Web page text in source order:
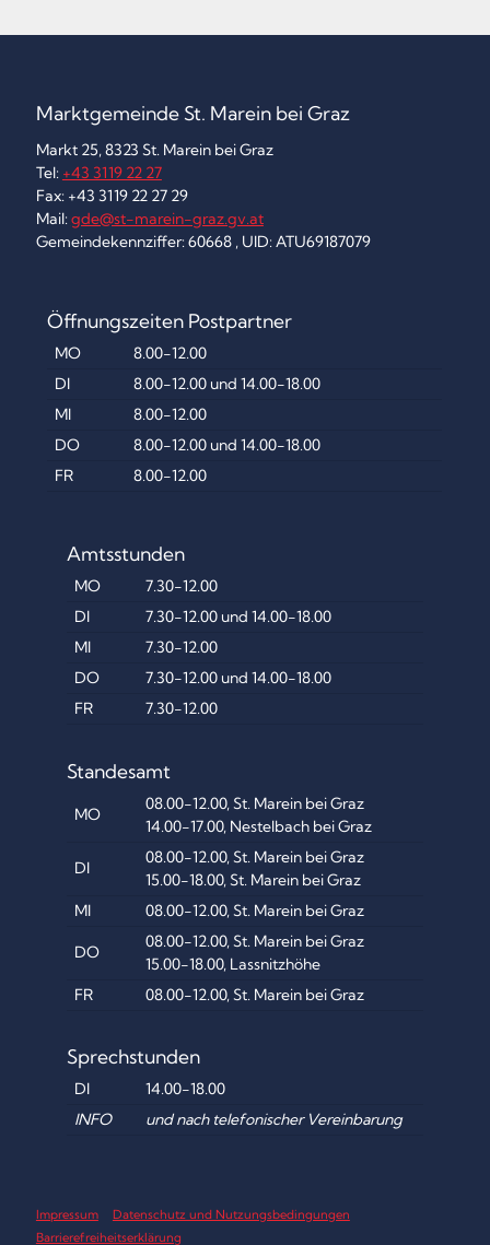
Marktgemeinde St. Marein bei Graz
Markt 25, 8323 St. Marein bei Graz
Tel: +43 3119 22 27
Fax: +43 3119 22 27 29
Mail:gde@st-marein-graz.gv.at
Gemeindekennziffer: 60668 , UID: ATU69187079
Öffnungszeiten Postpartner
MO
8.00-12.00
DI
8.00-12.00 und 14.00-18.00
MI
8.00-12.00
DO
8.00-12.00 und 14.00-18.00
FR
8.00-12.00
Amtsstunden
MO
7.30-12.00
DI
7.30-12.00 und 14.00-18.00
MI
7.30-12.00
DO
7.30-12.00 und 14.00-18.00
FR
7.30-12.00
Standesamt
MO
08.00-12.00, St. Marein bei Graz
14.00-17.00, Nestelbach bei Graz
DI
08.00-12.00, St. Marein bei Graz
15.00-18.00, St. Marein bei Graz
MI
08.00-12.00, St. Marein bei Graz
DO
08.00-12.00, St. Marein bei Graz
15.00-18.00, Lassnitzhöhe
FR
08.00-12.00, St. Marein bei Graz
Sprechstunden
DI
14.00-18.00
INFO
und nach telefonischer Vereinbarung
Impressum
Datenschutz und Nutzungsbedingungen
Barrierefreiheitserklärung